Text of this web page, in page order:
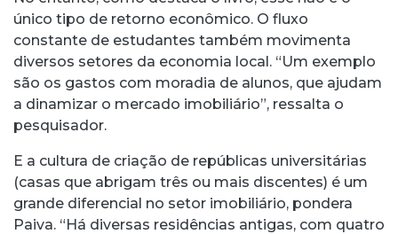
único tipo de retorno econômico. O fluxo
constante de estudantes também movimenta
diversos setores da economia local. “Um exemplo
são os gastos com moradia de alunos, que ajudam
a dinamizar o mercado imobiliário”, ressalta o
pesquisador.
E a cultura de criação de repúblicas universitárias
(casas que abrigam três ou mais discentes) é um
grande diferencial no setor imobiliário, pondera
Paiva. “Há diversas residências antigas, com quatro